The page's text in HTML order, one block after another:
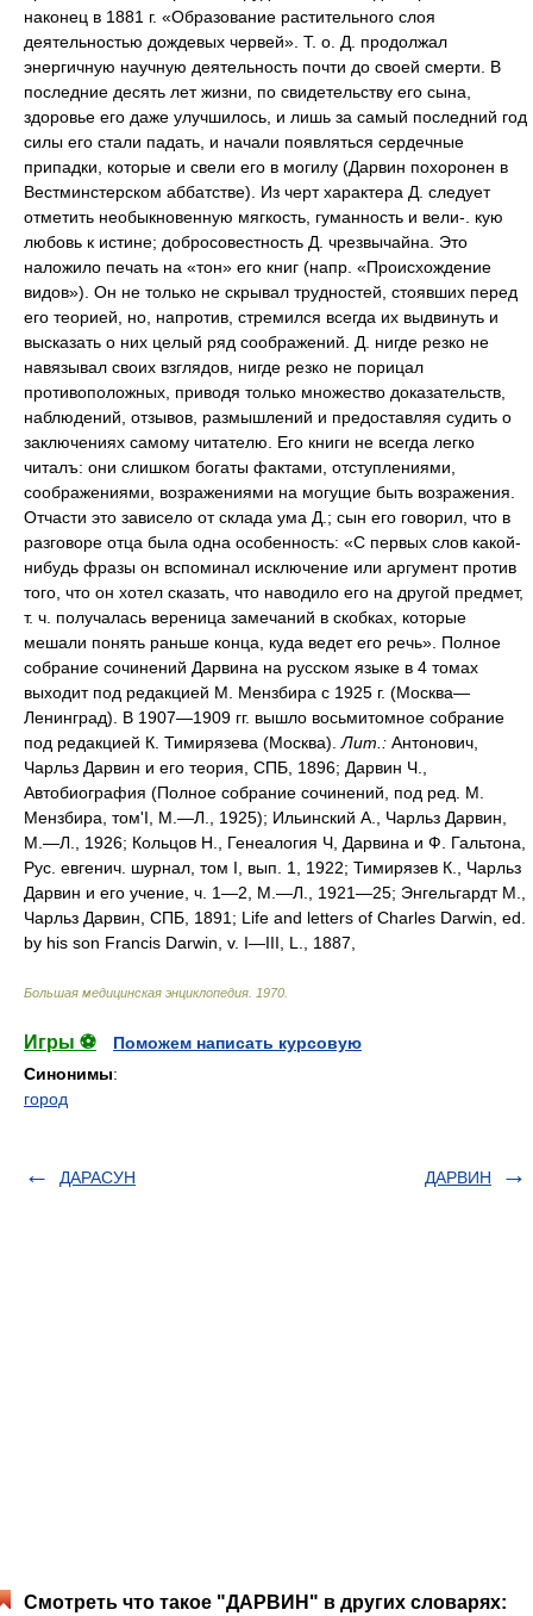
наконец в 1881 г. «Образование растительного слоя
деятельностью дождевых червей». Т. о. Д. продолжал
энергичную научную деятельность почти до своей смерти. В
последние десять лет жизни, по свидетельству его сына,
здоровье его даже улучшилось, и лишь за самый последний год
силы его стали падать, и начали появляться сердечные
припадки, которые и свели его в могилу (Дарвин похоронен в
Вестминстерском аббатстве). Из черт характера Д. следует
отметить необыкновенную мягкость, гуманность и вели-. кую
любовь к истине; добросовестность Д. чрезвычайна. Это
наложило печать на «тон» его книг (напр. «Происхождение
видов»). Он не только не скрывал трудностей, стоявших перед
его теорией, но, напротив, стремился всегда их выдвинуть и
высказать о них целый ряд соображений. Д. нигде резко не
навязывал своих взглядов, нигде резко не порицал
противоположных, приводя только множество доказательств,
наблюдений, отзывов, размышлений и предоставляя судить о
заключениях самому читателю. Его книги не всегда легко
читалъ: они слишком богаты фактами, отступлениями,
соображениями, возражениями на могущие быть возражения.
Отчасти это зависело от склада ума Д.; сын его говорил, что в
разговоре отца была одна особенность: «С первых слов какой-
нибудь фразы он вспоминал исключение или аргумент против
того, что он хотел сказать, что наводило его на другой предмет,
т. ч. получалась вереница замечаний в скобках, которые
мешали понять раньше конца, куда ведет его речь». Полное
собрание сочинений Дарвина на русском языке в 4 томах
выходит под редакцией М. Мензбира с 1925 г. (Москва—
Ленинград). В 1907—1909 гг. вышло восьмитомное собрание
под редакцией К. Тимирязева (Москва). Лит.: Антонович,
Чарльз Дарвин и его теория, СПБ, 1896; Дарвин Ч.,
Автобиография (Полное собрание сочинений, под ред. М.
Мензбира, том'I, M.—Л., 1925); Ильинский А., Чарльз Дарвин,
М.—Л., 1926; Кольцов Н., Генеалогия Ч, Дарвина и Ф. Гальтона,
Рус. евгенич. шурнал, том I, вып. 1, 1922; Тимирязев К., Чарльз
Дарвин и его учение, ч. 1—2, М.—Л., 1921—25; Энгельгардт М.,
Чарльз Дарвин, СПБ, 1891; Life and letters of Charles Darwin, ed.
by his son Francis Darwin, v. I—III, L., 1887,
Большая медицинская энциклопедия 1970
Игры ⚽
Поможем написать курсовую
Синонимы:
город
ДАРАСУН ДАРВИН
Смотреть что такое "ДАРВИН" в других словарях: